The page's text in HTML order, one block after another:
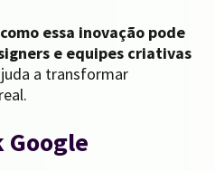
como essa inovação pode
e equipes criativas
a transformar
Google